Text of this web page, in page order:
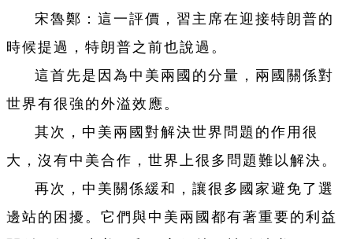
宋魯鄭：這一評價，習主席在迎接特朗普的
時候提過，特朗普之前也說過。
這首先是因為中美兩國的分量，兩國關係對
世界有很強的外溢效應。
其次，中美兩國對解決世界問題的作用很
大，沒有中美合作，世界上很多問題難以解決。
再次，中美關係緩和，讓很多國家避免了選
邊站的困擾。它們與中美兩國都有著重要的利益